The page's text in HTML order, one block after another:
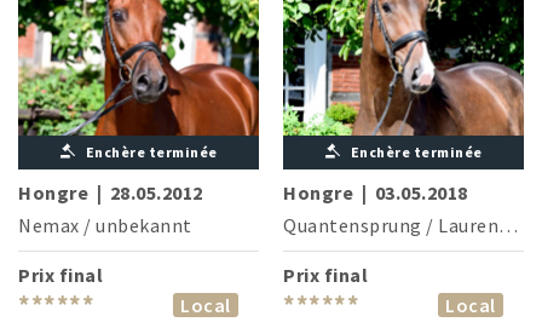
Enchère terminée
Hongre | 28.05.2012
Nemax / unbekannt
Prix final
******
Local
Enchère terminée
Hongre | 03.05.2018
Quantensprung / Laurentio
Prix final
******
Local